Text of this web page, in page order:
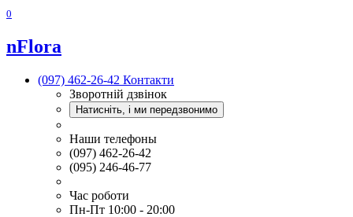
0
nFlora
(097) 462-26-42 Контакти
Зворотній дзвінок
Натисніть, і ми передзвонимо
Наши телефоны
(097) 462-26-42
(095) 246-46-77
Час роботи
Пн-Пт 10:00 - 20:00